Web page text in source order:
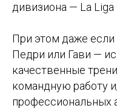
дивизиона — La Liga
При этом даже
Педри или Гави —
качественные
командную работу
профессиональных